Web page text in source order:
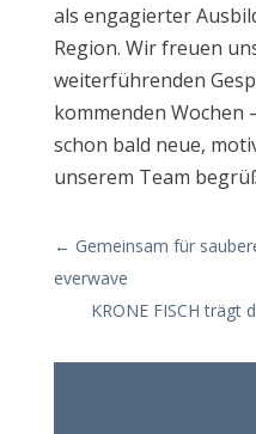
als engagierter
Region. Wir freuen
weiterführenden
kommenden Wochen
schon bald neue,
unserem Team
← Gemeinsam für
everwave
KRONE FISCH trägt